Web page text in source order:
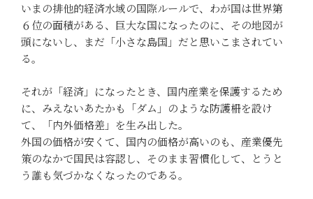
いまの排他的経済水域の国際ルールで、わが国は世界第
６位の面積がある、巨大な国になったのに、その地図が
頭にないし、まだ「小さな島国」だと思いこまされてい
る。
それが「経済」になったとき、国内産業を保護するため
に、みえないあたかも「ダム」のような防護柵を設け
て、「内外価格差」を生み出した。
外国の価格が安くて、国内の価格が高いのも、産業優先
策のなかで国民は容認し、そのまま習慣化して、とうと
う誰も気づかなくなったのである。